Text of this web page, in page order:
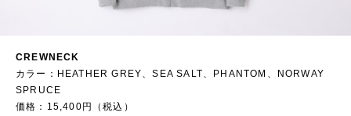
CREWNECK
カラー：HEATHER GREY、SEA SALT、PHANTOM、NORWAY
SPRUCE
価格：15,400円（税込）